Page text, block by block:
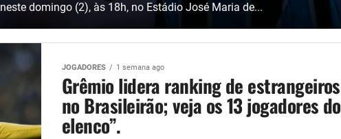
neste domingo (2), às 18h, no Estádio José Maria de...
JOGADORES 1 semana ago
Grêmio lidera ranking de estrangeiros
no Brasileirão; veja os 13 jogadores do
elenco”.